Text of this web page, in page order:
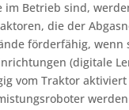
Betrieb sind,
die der
förderfähig,
(digitale
vom Traktor